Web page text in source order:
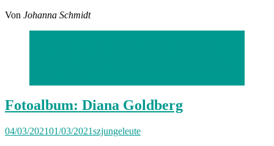
Von Johanna Schmidt
Fotoalbum: Diana Goldberg
04/03/202101/03/2021szjungeleute